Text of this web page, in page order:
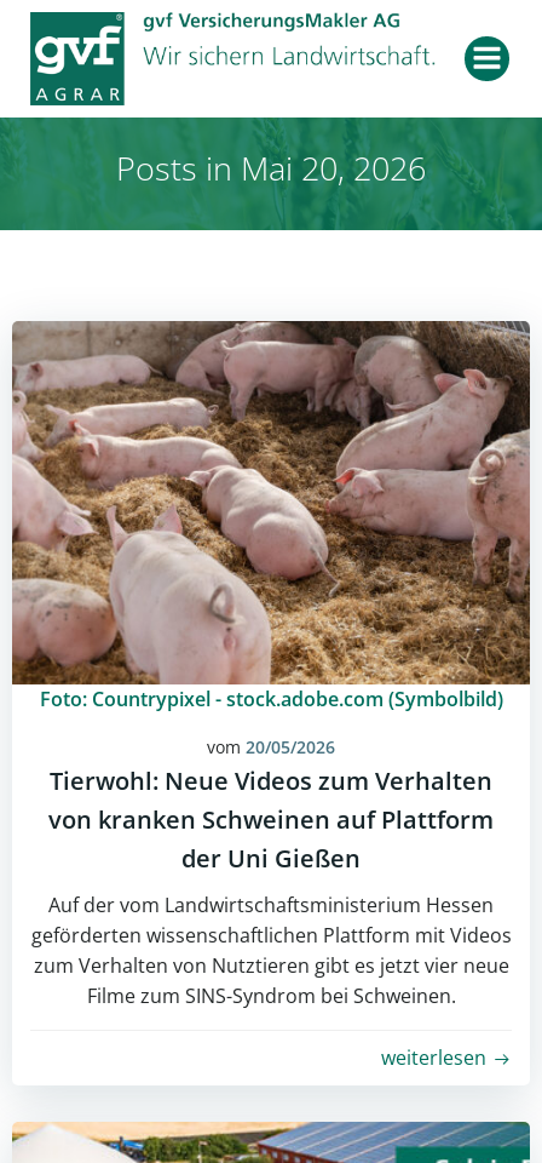
Zum
Inhalt
springen
Posts in Mai 20, 2026
Foto: Countrypixel - stock.adobe.com (Symbolbild)
vom 20/05/2026
Tierwohl: Neue Videos zum Verhalten
von kranken Schweinen auf Plattform
der Uni Gießen
Auf der vom Landwirtschaftsministerium Hessen
geförderten wissenschaftlichen Plattform mit Videos
zum Verhalten von Nutztieren gibt es jetzt vier neue
Filme zum SINS-Syndrom bei Schweinen.
weiterlesen